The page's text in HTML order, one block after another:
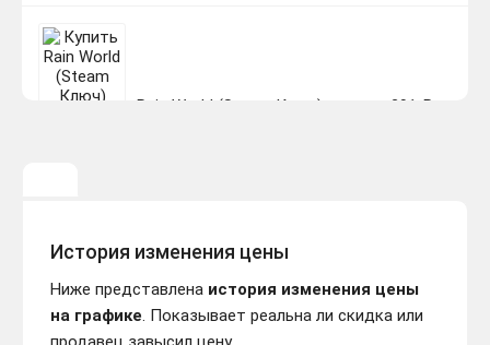
Rain World (Steam Ключ)
291 ₽
DLC Rain World: Downpour /
STEAM KEY /🔴БEЗ
508 ₽
История изменения цены
Ниже представлена история изменения цены
на графике. Показывает реальна ли скидка или